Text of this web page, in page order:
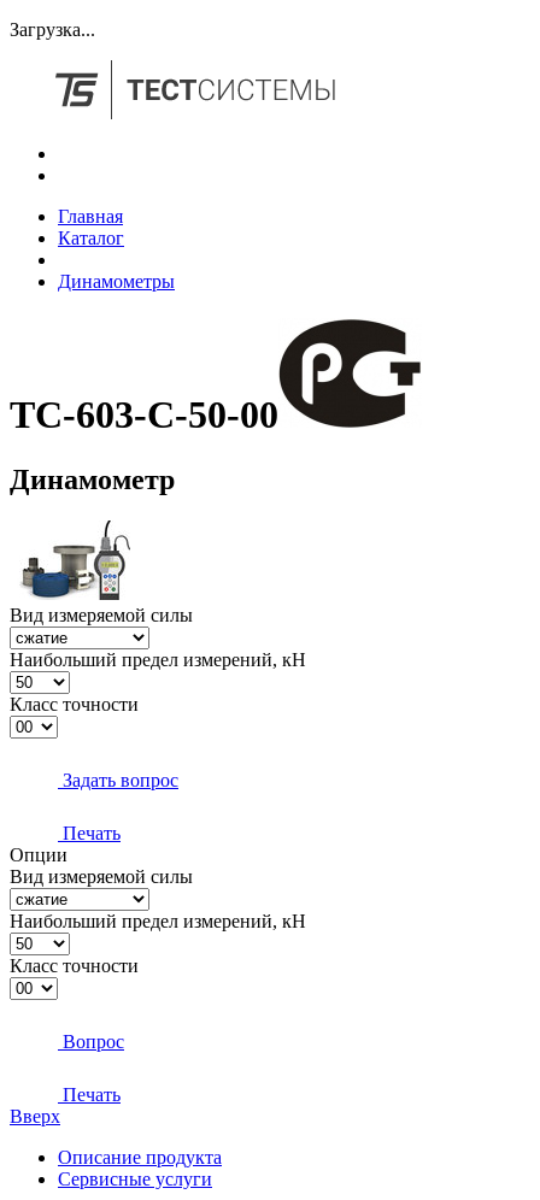
Загрузка...
Главная
Каталог
Динамометры
ТС-603-С-50-00
Динамометр
Вид измеряемой силы
Наибольший предел измерений, кН
Класс точности
Задать вопрос
Печать
Опции
Вид измеряемой силы
Наибольший предел измерений, кН
Класс точности
Вопрос
Печать
Вверх
Описание продукта
Сервисные услуги